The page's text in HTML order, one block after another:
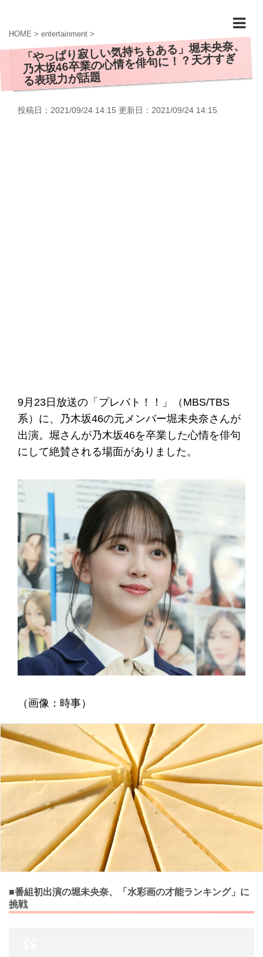
HOME > entertainment >
「やっぱり寂しい気持ちもある」堀未央奈、
乃木坂46卒業の心情を俳句に！？天才すぎ
る表現力が話題
投稿日：2021/09/24 14:15 更新日： 2021/09/24 14:15
9月23日放送の「プレバト！！」（MBS/TBS
系）に、乃木坂46の元メンバー堀未央奈さんが
出演。堀さんが乃木坂46を卒業した心情を俳句
にして絶賛される場面がありました。
（画像：時事）
■番組初出演の堀未央奈、「水彩画の才能ランキング」に
挑戦